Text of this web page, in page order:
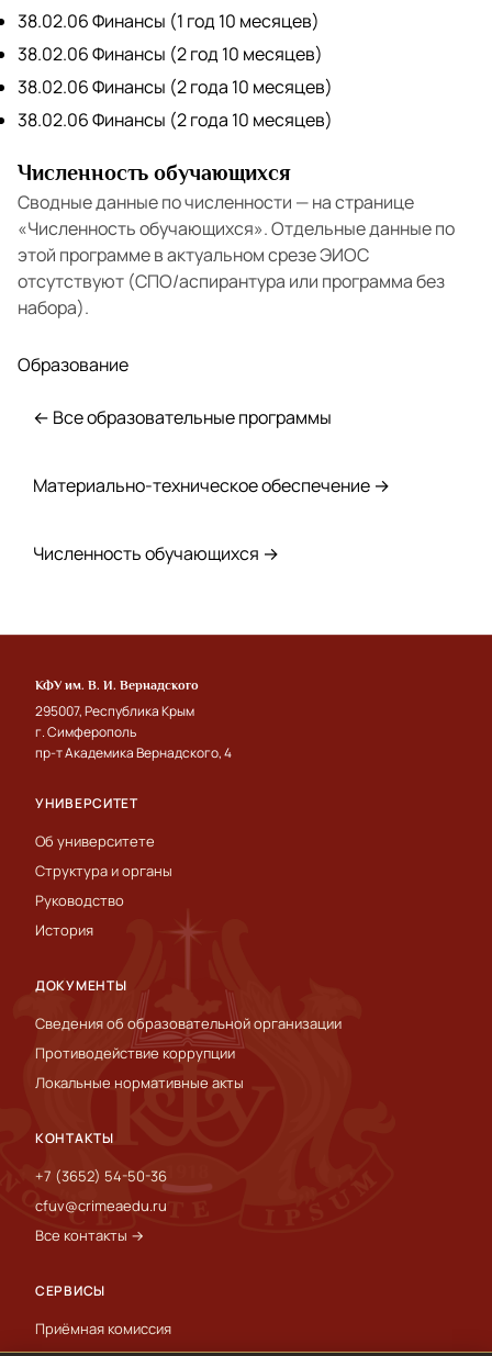
38.02.06 Финансы (1 год 10 месяцев)
38.02.06 Финансы (2 год 10 месяцев)
38.02.06 Финансы (2 года 10 месяцев)
38.02.06 Финансы (2 года 10 месяцев)
Численность обучающихся
Сводные данные по численности — на странице
«Численность обучающихся». Отдельные данные по
этой программе в актуальном срезе ЭИОС
отсутствуют (СПО/аспирантура или программа без
набора).
Образование
← Все образовательные программы
Материально-техническое обеспечение →
Численность обучающихся →
КФУ им. В. И. Вернадского
295007, Республика Крым
г. Симферополь
пр-т Академика Вернадского, 4
УНИВЕРСИТЕТ
Об университете
Структура и органы
Руководство
История
ДОКУМЕНТЫ
Сведения об образовательной организации
Противодействие коррупции
Локальные нормативные акты
КОНТАКТЫ
+7 (3652) 54-50-36
cfuv@crimeaedu.ru
Все контакты →
СЕРВИСЫ
Приёмная комиссия